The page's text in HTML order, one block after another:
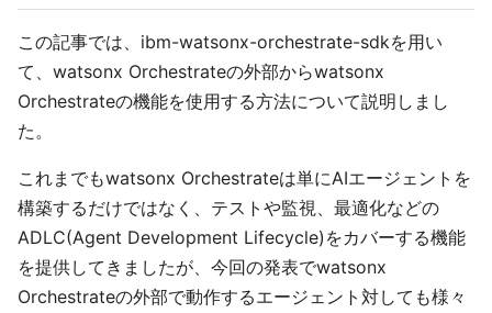
この記事では、ibm-watsonx-orchestrate-sdkを用い
て、watsonx Orchestrateの外部からwatsonx
Orchestrateの機能を使用する方法について説明しまし
た。
これまでもwatsonx Orchestrateは単にAIエージェントを
構築するだけではなく、テストや監視、最適化などの
ADLC(Agent Development Lifecycle)をカバーする機能
を提供してきましたが、今回の発表でwatsonx
Orchestrateの外部で動作するエージェント対しても様々